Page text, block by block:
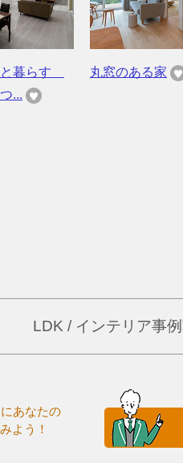
と暮らす
...
丸窓のある家
LDK / インテリア事
あなたの
よう！